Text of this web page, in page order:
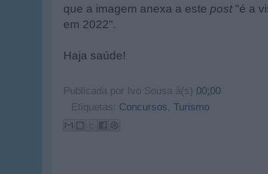
que a imagem anexa a este post"é a
em 2022".
Haja saúde!
Publicada por Ivo Sousa à(s) 00:00
Etiquetas: Concursos,Turismo